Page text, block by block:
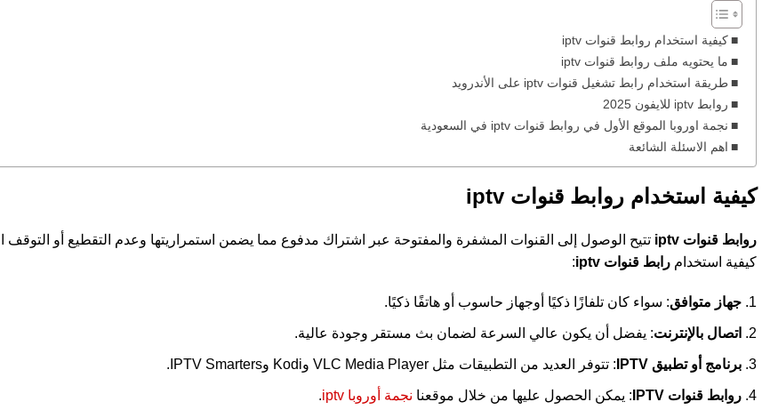
كيفية استخدام روابط قنوات iptv
ما يحتويه ملف روابط قنوات iptv
طريقة استخدام رابط تشغيل قنوات iptv على الأندرويد
روابط iptv للايفون 2025
نجمة اوروبا الموقع الأول في روابط قنوات iptv في السعودية
اهم الاسئلة الشائعة
كيفية استخدام روابط قنوات iptv
روابط قنوات iptv
تتيح الوصول إلى القنوات المشفرة والمفتوحة عبر اشتراك مدفوع مما يضمن استمراريتها وعدم التقطيع أو التوقف
كيفية استخدام رابط قنوات iptv :
جهاز متوافق: سواء كان تلفازًا ذكيًا أوجهاز حاسوب أو هاتفًا ذكيًا.
اتصال بالإنترنت: يفضل أن يكون عالي السرعة لضمان بث مستقر وجودة عالية.
برنامج أو تطبيق IPTV : تتوفر العديد من التطبيقات مثل VLC Media Player وKodi وIPTV Smarters.
روابط قنوات IPTV : يمكن الحصول عليها من خلال موقعنا نجمة أوروبا iptv .